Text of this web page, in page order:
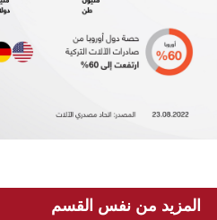
المزيد من نفس القسم